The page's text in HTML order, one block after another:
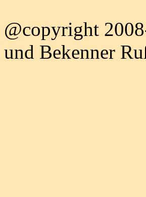
@copyright
und Bekenner